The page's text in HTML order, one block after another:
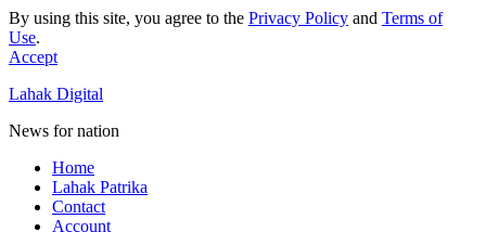
By using this site, you agree to the Privacy Policy and Terms of
Use.
Accept
Lahak Digital
News for nation
Home
Lahak Patrika
Contact
Account